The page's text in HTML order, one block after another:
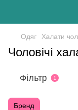
Одяг Халати
Чоловічі
Фільтр 1
Бренд